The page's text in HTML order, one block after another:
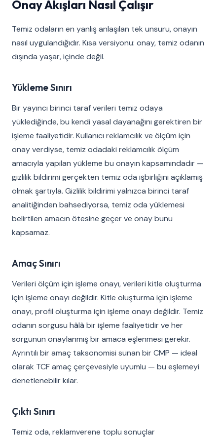
Onay Akışları Nasıl Çalışır
Temiz odaların en yanlış anlaşılan tek unsuru, onayın
nasıl uygulandığıdır. Kısa versiyonu: onay, temiz odanın
dışında yaşar, içinde değil.
Yükleme Sınırı
Bir yayıncı birinci taraf verileri temiz odaya
yüklediğinde, bu kendi yasal dayanağını gerektiren bir
işleme faaliyetidir. Kullanıcı reklamcılık ve ölçüm için
onay verdiyse, temiz odadaki reklamcılık ölçüm
amacıyla yapılan yükleme bu onayın kapsamındadır —
gizlilik bildirimi gerçekten temiz oda işbirliğini açıklamış
olmak şartıyla. Gizlilik bildirimi yalnızca birinci taraf
analitiğinden bahsediyorsa, temiz oda yüklemesi
belirtilen amacın ötesine geçer ve onay bunu
kapsamaz.
Amaç Sınırı
Verileri ölçüm için işleme onayı, verileri kitle oluşturma
için işleme onayı değildir. Kitle oluşturma için işleme
onayı, profil oluşturma için işleme onayı değildir. Temiz
odanın sorgusu hâlâ bir işleme faaliyetidir ve her
sorgunun onaylanmış bir amaca eşlenmesi gerekir.
Ayrıntılı bir amaç taksonomisi sunan bir CMP — ideal
olarak TCF amaç çerçevesiyle uyumlu — bu eşlemeyi
denetlenebilir kılar.
Çıktı Sınırı
Temiz oda, reklamverene toplu sonuçlar